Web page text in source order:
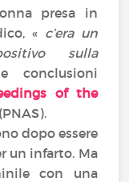
presa in
« c’era un
sulla
conclusioni
of the
(PNAS).
dopo essere
un infarto. Ma
con una